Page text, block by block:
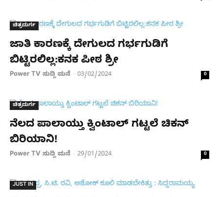
ಚಿತ್ರದುರ್ಗ
ಜಾತಿ ಕಾರಣಕ್ಕೆ ದೇಗುಲದ ಗರ್ಭಗುಡಿಗೆ
ಬಿಟ್ಟಿರಲಿಲ್ಲ:ಕನಕ ಪೀಠ ಶ್ರೀ
Power TV ಸುದ್ದಿ ಮನೆ - 03/02/2024 0
ಚಿತ್ರದುರ್ಗ
ನೆಲದ ಪಾಲಾಯ್ತು ಕ್ವಿಂಟಾಲ್​ ಗಟ್ಟಲೆ ಚಿಕನ್
ಬಿರಿಯಾನಿ!
Power TV ಸುದ್ದಿ ಮನೆ - 29/01/2024 0
JUST IN